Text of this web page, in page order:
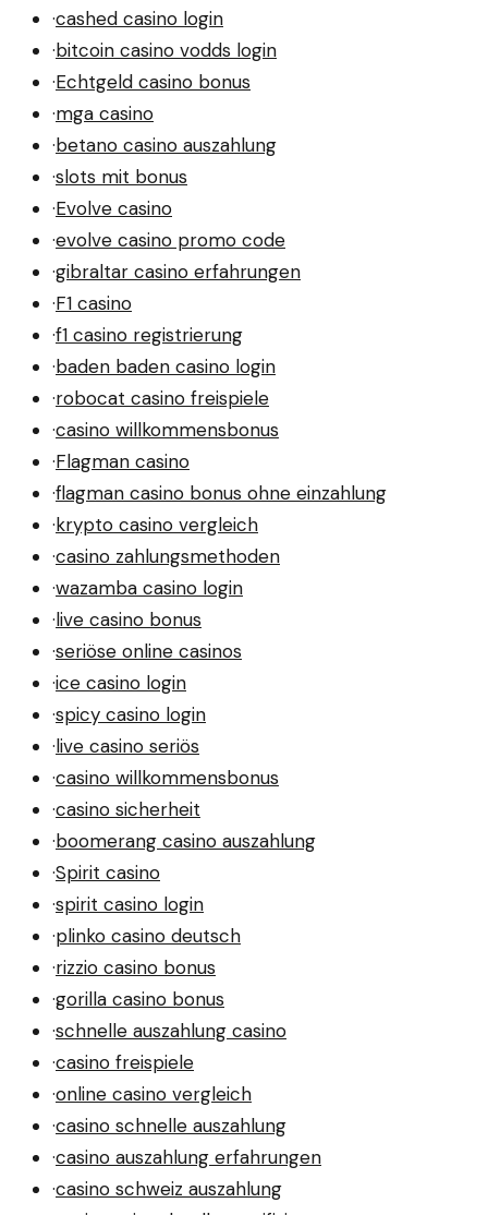
·cashed casino login
·bitcoin casino vodds login
·Echtgeld casino bonus
·mga casino
·betano casino auszahlung
·slots mit bonus
·Evolve casino
·evolve casino promo code
·gibraltar casino erfahrungen
·F1 casino
·f1 casino registrierung
·baden baden casino login
·robocat casino freispiele
·casino willkommensbonus
·Flagman casino
·flagman casino bonus ohne einzahlung
·krypto casino vergleich
·casino zahlungsmethoden
·wazamba casino login
·live casino bonus
·seriöse online casinos
·ice casino login
·spicy casino login
·live casino seriös
·casino willkommensbonus
·casino sicherheit
·boomerang casino auszahlung
·Spirit casino
·spirit casino login
·plinko casino deutsch
·rizzio casino bonus
·gorilla casino bonus
·schnelle auszahlung casino
·casino freispiele
·online casino vergleich
·casino schnelle auszahlung
·casino auszahlung erfahrungen
·casino schweiz auszahlung